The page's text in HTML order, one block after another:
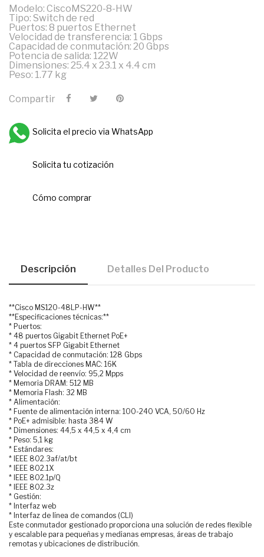
Modelo: CiscoMS220-8-HW
Tipo: Switch de red
Puertos: 8 puertos Ethernet
Velocidad de transferencia: 1 Gbps
Capacidad de conmutación: 20 Gbps
Potencia de salida: 122W
Dimensiones: 25.4 x 23.1 x 4.4 cm
Peso: 1.77 kg
Compartir
Solicita el precio via WhatsApp
Solicita tu cotización
Cómo comprar
Descripción Detalles Del Producto
**Cisco MS120-48LP-HW**
**Especificaciones técnicas:**
* Puertos:
* 48 puertos Gigabit Ethernet PoE+
* 4 puertos SFP Gigabit Ethernet
* Capacidad de conmutación: 128 Gbps
* Tabla de direcciones MAC: 16K
* Velocidad de reenvío: 95,2 Mpps
* Memoria DRAM: 512 MB
* Memoria Flash: 32 MB
* Alimentación:
* Fuente de alimentación interna: 100-240 VCA, 50/60 Hz
* PoE+ admisible: hasta 384 W
* Dimensiones: 44,5 x 44,5 x 4,4 cm
* Peso: 5,1 kg
* Estándares:
* IEEE 802.3af/at/bt
* IEEE 802.1X
* IEEE 802.1p/Q
* IEEE 802.3z
* Gestión:
* Interfaz web
* Interfaz de línea de comandos (CLI)
Este conmutador gestionado proporciona una solución de redes flexible
y escalable para pequeñas y medianas empresas, áreas de trabajo
remotas y ubicaciones de distribución.